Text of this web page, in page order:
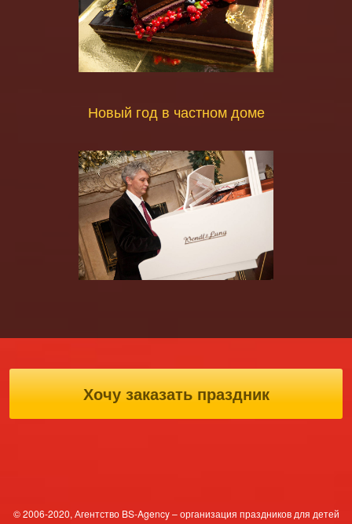
Новый год в частном доме
Хочу заказать праздник
© 2006-2020, Агентство BS-Agency – организация праздников для детей